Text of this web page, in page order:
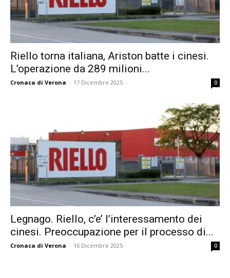
Riello torna italiana, Ariston batte i cinesi.
L’operazione da 289 milioni...
Cronaca di Verona - 17 Dicembre 2025 0
Legnago. Riello, c’e’ l’interessamento dei
cinesi. Preoccupazione per il processo di...
Cronaca di Verona - 16 Dicembre 2025 0